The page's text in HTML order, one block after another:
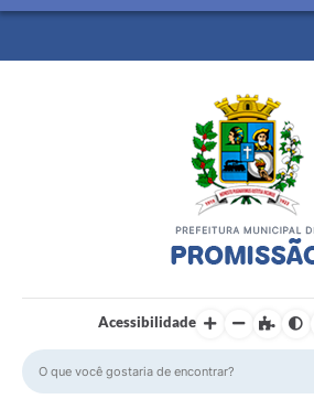
Acessibilidade